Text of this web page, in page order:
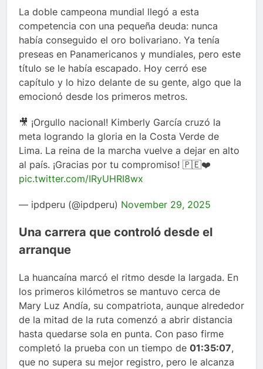
La doble campeona mundial llegó a esta
competencia con una pequeña deuda: nunca
había conseguido el oro bolivariano. Ya tenía
preseas en Panamericanos y mundiales, pero este
título se le había escapado. Hoy cerró ese
capítulo y lo hizo delante de su gente, algo que la
emocionó desde los primeros metros.
🎥 ¡Orgullo nacional! Kimberly García cruzó la
meta logrando la gloria en la Costa Verde de
Lima. La reina de la marcha vuelve a dejar en alto
al país. ¡Gracias por tu compromiso! 🇵🇪❤️
pic.twitter.com/IRyUHRI8wx
— ipdperu (@ipdperu) November 29, 2025
Una carrera que controló desde el
arranque
La huancaína marcó el ritmo desde la largada. En
los primeros kilómetros se mantuvo cerca de
Mary Luz Andía, su compatriota, aunque alrededor
de la mitad de la ruta comenzó a abrir distancia
hasta quedarse sola en punta. Con paso firme
completó la prueba con un tiempo de 01:35:07,
que no supera su mejor registro, pero le alcanza